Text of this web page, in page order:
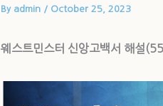
By admin / October 25, 2023
웨스트민스터 신앙고백서 해설